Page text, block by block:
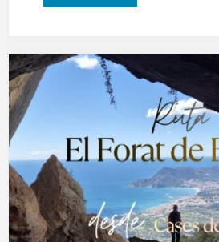
y
Picos
Urbión"